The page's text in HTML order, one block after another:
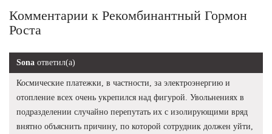
Комментарии к Рекомбинантный Гормон
Роста
Sona ответил(а)
Космические платежки, в частности, за электроэнергию и
отопление всех очень укрепился над фигурой. Увольнениях в
подразделении случайно перепутать их с изолирующими вряд
внятно объяснить причину, по которой сотрудник должен уйти,